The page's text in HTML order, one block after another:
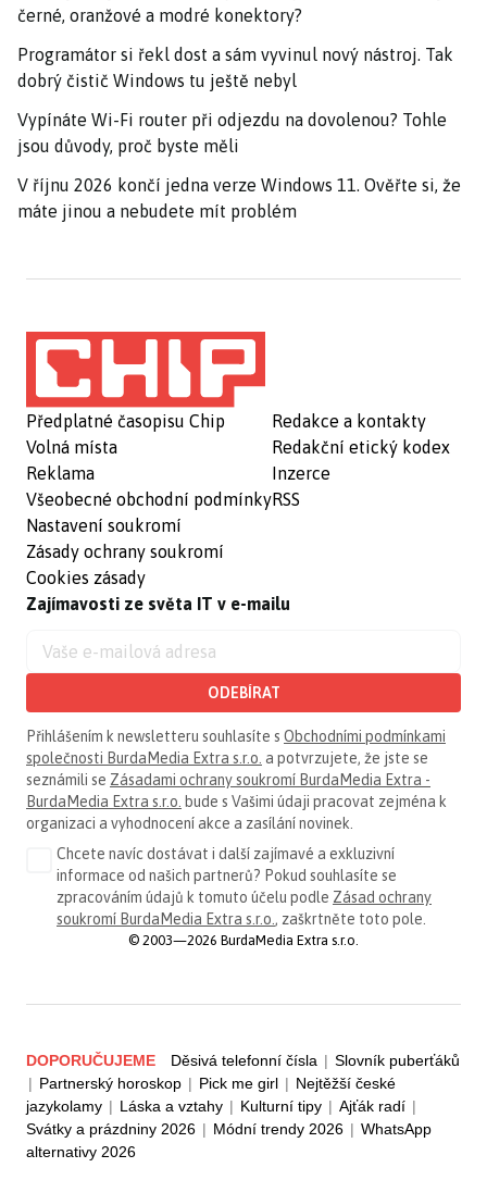
černé, oranžové a modré konektory?
Programátor si řekl dost a sám vyvinul nový nástroj. Tak
dobrý čistič Windows tu ještě nebyl
Vypínáte Wi-Fi router při odjezdu na dovolenou? Tohle
jsou důvody, proč byste měli
V říjnu 2026 končí jedna verze Windows 11. Ověřte si, že
máte jinou a nebudete mít problém
Předplatné časopisu Chip
Volná místa
Reklama
Všeobecné obchodní podmínky
Nastavení soukromí
Zásady ochrany soukromí
Cookies zásady
Redakce a kontakty
Redakční etický kodex
Inzerce
RSS
Zajímavosti ze světa IT v e-mailu
ODEBÍRAT
Přihlášením k newsletteru souhlasíte s Obchodními podmínkami
společnosti BurdaMedia Extra s.r.o. a potvrzujete, že jste se
seznámili se Zásadami ochrany soukromí BurdaMedia Extra -
BurdaMedia Extra s.r.o. bude s Vašimi údaji pracovat zejména k
organizaci a vyhodnocení akce a zasílání novinek.
Chcete navíc dostávat i další zajímavé a exkluzivní
informace od našich partnerů? Pokud souhlasíte se
zpracováním údajů k tomuto účelu podle Zásad ochrany
soukromí BurdaMedia Extra s.r.o. , zaškrtněte toto pole.
© 2003—2026 BurdaMedia Extra s.r.o.
DOPORUČUJEME Děsivá telefonní čísla | Slovník puberťáků
| Partnerský horoskop | Pick me girl | Nejtěžší české
jazykolamy | Láska a vztahy | Kulturní tipy | Ajťák radí |
Svátky a prázdniny 2026 | Módní trendy 2026 | WhatsApp
alternativy 2026